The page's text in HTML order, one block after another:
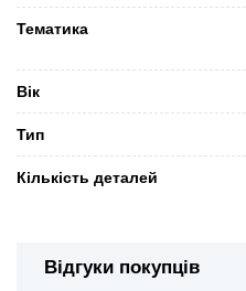
Тематика
Вік
Тип
Кількість деталей
Відгуки покупців